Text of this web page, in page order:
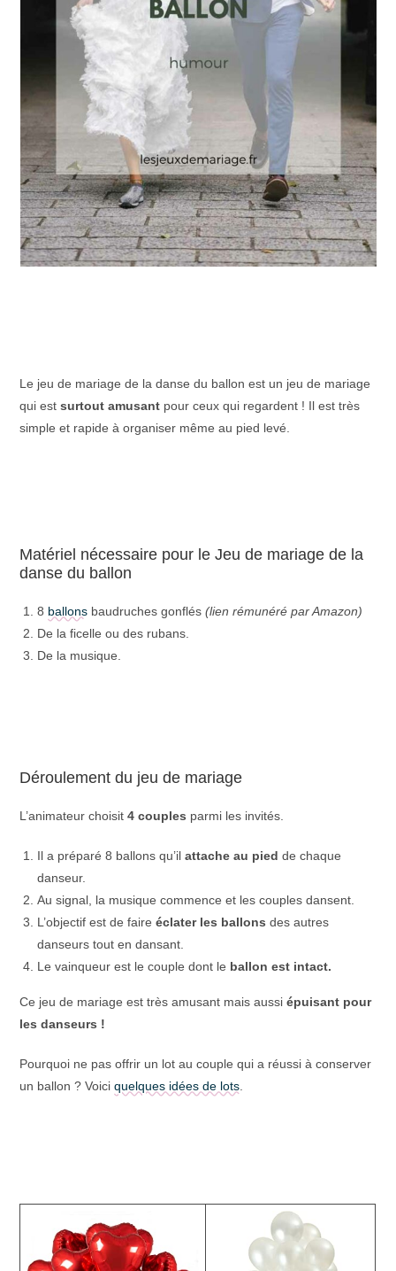
Le jeu de mariage de la danse du ballon est un jeu de mariage
qui estsurtout amusant pour ceux qui regardent ! Il est très
simple et rapide à organiser même au pied levé.
Matériel nécessaire pour le Jeu de mariage de la
danse du ballon
8 ballons baudruches gonflés(lien rémunéré par Amazon)
De la ficelle ou des rubans.
De la musique.
Déroulement du jeu de mariage
L’animateur choisit4 couples parmi les invités.
Il a préparé 8 ballons qu’ilattache au pied de chaque
danseur.
Au signal, la musique commence et les couples dansent.
L’objectif est de faireéclater les ballons des autres
danseurs tout en dansant.
Le vainqueur est le couple dont le ballon est intact.
Ce jeu de mariage est très amusant mais aussiépuisant pour
les danseurs !
Pourquoi ne pas offrir un lot au couple qui a réussi à conserver
un ballon ? Voiciquelques idées de lots